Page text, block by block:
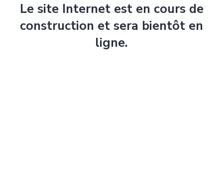
Le site Internet est en cours de
construction et sera bientôt en
ligne.